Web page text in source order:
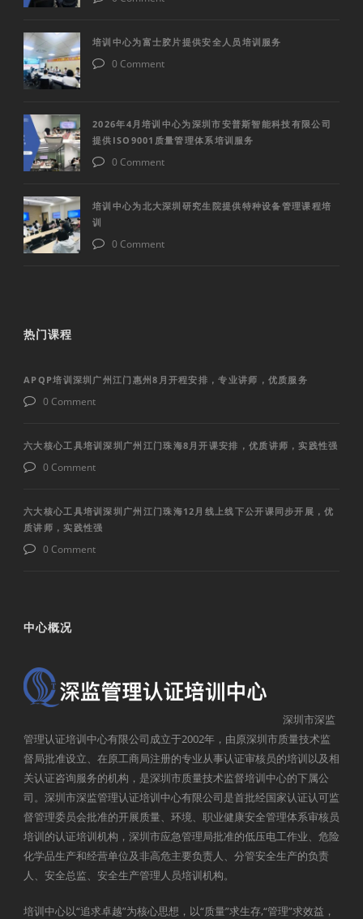
培训中心为富士胶片提供安全人员培训服务
0 Comment
2026年4月培训中心为深圳市安普斯智能科技有限公司
提供ISO9001质量管理体系培训服务
0 Comment
培训中心为北大深圳研究生院提供特种设备管理课程培
训
0 Comment
热门课程
APQP培训深圳广州江门惠州8月开程安排，专业讲师，优质服务
0 Comment
六大核心工具培训深圳广州江门珠海8月开课安排，优质讲师，实践性强
0 Comment
六大核心工具培训深圳广州江门珠海12月线上线下公开课同步开展，优
质讲师，实践性强
0 Comment
中心概况
深圳市深监
管理认证培训中心有限公司成立于2002年，由原深圳市质量技术监
督局批准设立、在原工商局注册的专业从事认证审核员的培训以及相
关认证咨询服务的机构，是深圳市质量技术监督培训中心的下属公
司。深圳市深监管理认证培训中心有限公司是首批经国家认证认可监
督管理委员会批准的开展质量、环境、职业健康安全管理体系审核员
培训的认证培训机构，深圳市应急管理局批准的低压电工作业、危险
化学品生产和经营单位及非高危主要负责人、分管安全生产的负责
人、安全总监、安全生产管理人员培训机构。
培训中心以“追求卓越”为核心思想，以“质量”求生存,“管理”求效益，